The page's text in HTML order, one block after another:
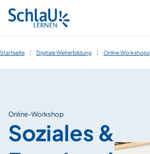
Startseite | Digitale Weiterbildung | Online Workshops
Online-Workshop
Soziales &